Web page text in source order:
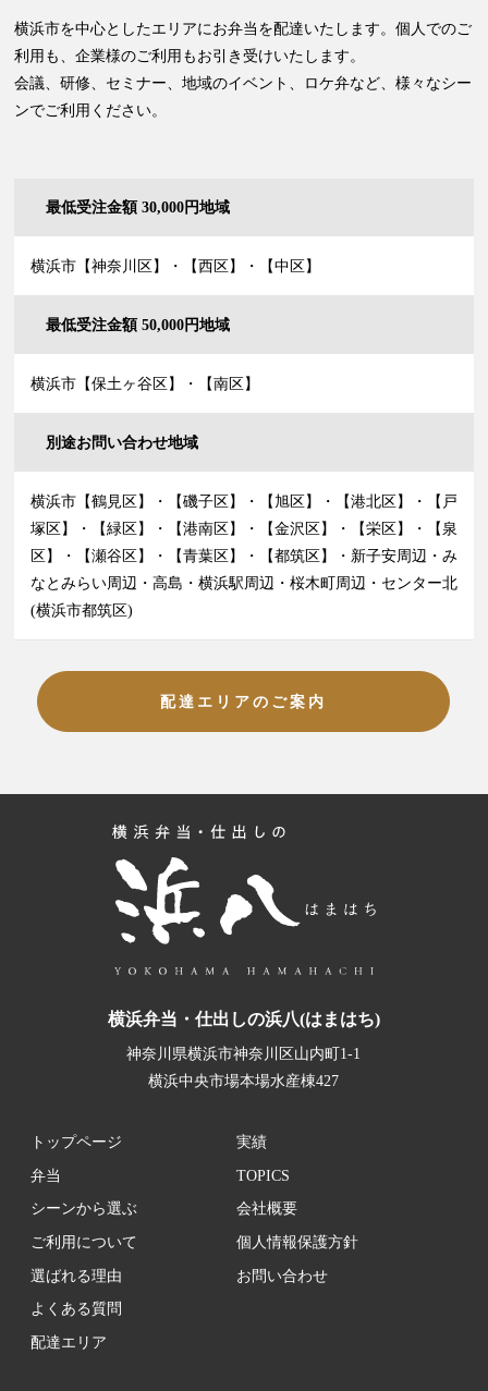
横浜市を中心としたエリアにお弁当を配達いたします。個人でのご
利用も、企業様のご利用もお引き受けいたします。
会議、研修、セミナー、地域のイベント、ロケ弁など、様々なシー
ンでご利用ください。
最低受注金額 30,000円地域
横浜市【神奈川区】・【西区】・【中区】
最低受注金額 50,000円地域
横浜市【保土ヶ谷区】・【南区】
別途お問い合わせ地域
横浜市【鶴見区】・【磯子区】・【旭区】・【港北区】・【戸
塚区】・【緑区】・【港南区】・【金沢区】・【栄区】・【泉
区】・【瀬谷区】・【青葉区】・【都筑区】・新子安周辺・み
なとみらい周辺・高島・横浜駅周辺・桜木町周辺・センター北
(横浜市都筑区)
配達エリアのご案内
横浜弁当・仕出しの浜八(はまはち)
神奈川県横浜市神奈川区山内町1-1
横浜中央市場本場水産棟427
トップページ
弁当
シーンから選ぶ
ご利用について
選ばれる理由
よくある質問
配達エリア
実績
TOPICS
会社概要
個人情報保護方針
お問い合わせ